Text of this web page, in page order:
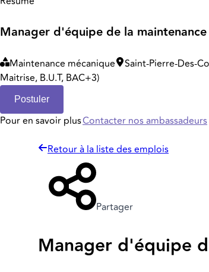
Manager d'équipe de la
Maintenance mécanique Saint-Pierre-Des-
Maitrise, B.U.T, BAC+3)
Postuler
Pour en savoir plusContacter nos ambassadeurs
Retour à la liste des emplois
Partager
Manager d'équipe